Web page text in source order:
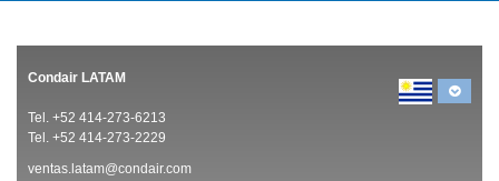
Condair LATAM
Tel. +52 414-273-6213
Tel. +52 414-273-2229
ventas.latam@condair.com